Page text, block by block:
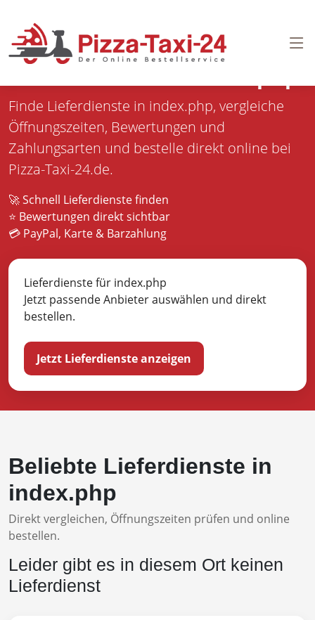
Finde Lieferdienste in index.php, vergleiche
Öffnungszeiten, Bewertungen und
Zahlungsarten und bestelle direkt online bei
Pizza-Taxi-24.de.
🚀 Schnell Lieferdienste finden
⭐ Bewertungen direkt sichtbar
💳 PayPal, Karte & Barzahlung
Lieferdienste für index.php
Jetzt passende Anbieter auswählen und direkt
bestellen.
Jetzt Lieferdienste anzeigen
Beliebte Lieferdienste in
index.php
Direkt vergleichen, Öffnungszeiten prüfen und online
bestellen.
Leider gibt es in diesem Ort keinen
Lieferdienst